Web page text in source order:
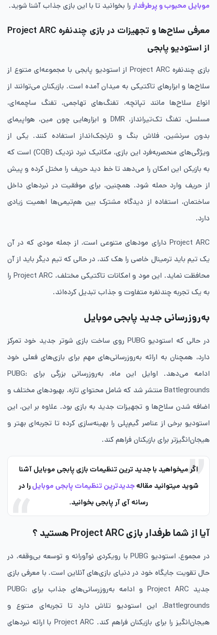
موبایل محبوب و پرطرفدار را بخوانید تا با این بازی جذاب آشنا شوید.
معرفی سلاح‌ها و تجهیزات در بازی چندنفره Project ARC
از استودیو پابجی
بازی چندنفره Project ARC از استودیو پابجی با مجموعه‌ای متنوع از
سلاح‌ها و ابزارهای تاکتیکی به میدان آمده است. بازیکنان می‌توانند از
انواع سلاح‌ها مانند تپانچه، تفنگ‌های تهاجمی، تفنگ ساچمه‌ای،
مسلسل، تفنگ تک‌تیرانداز، DMR و ابزارهایی چون مین، هواپیمای
بدون سرنشین، فلاش بنگ و نارنجک‌انداز استفاده کنند. یکی از
ویژگی‌های منحصربه‌فرد این بازی، مکانیک نبرد نزدیک (CQB) است که
به بازیکن این امکان را می‌دهد تا خط دید حریف را مختل کرده و پیش
از حریف وارد حمله شود. همچنین، برای موفقیت در نبردهای داخل
ساختمان، استفاده از دیدگاه مشترک بین هم‌تیمی‌ها اهمیت زیادی
دارد.
Project ARC دارای مودهای متنوعی است، از جمله مودی که در آن
یک تیم باید ترمینال خاصی را هک کند، در حالی که تیم دیگر باید از آن
محافظت نماید. این مود و امکانات تاکتیکی مختلف، Project ARC را
به یک تجربه چندنفره متفاوت و جذاب تبدیل کرده‌اند.
به‌روزرسانی جدید پابجی موبایل
در حالی که استودیو PUBG روی ساخت بازی شوتر جدید خود تمرکز
دارد، همچنان به ارائه به‌روزرسانی‌های مهم برای بازی‌های فعلی خود
ادامه می‌دهد. اوایل این ماه، به‌روزرسانی بزرگی برای PUBG:
Battlegrounds منتشر شد که شامل محتوای تازه، بهبودهای مختلف و
اضافه شدن سلاح‌ها و تجهیزات جدید به بازی بود. علاوه بر این، این
استودیو برخی از عناصر گیم‌پلی را بهینه‌سازی کرده تا تجربه‌ای بهتر و
هیجان‌انگیزتر برای بازیکنان فراهم کند.
اگر میخواهید با جدید ترین تنظیمات بازی پابجی موبایل آشنا
شوید میتوانید مقالهجدیدترین تنظیمات پابجی موبایلرا در
رسانه آی آر پابجی بخوانید.
آیا از شما طرفدار بازی Project ARC هستید ؟
در مجموع، استودیو PUBG با رویکردی نوآورانه و توسعه بی‌وقفه، در
حال تقویت جایگاه خود در دنیای بازی‌های آنلاین است. با معرفی بازی
جدید Project ARC و ادامه به‌روزرسانی‌های جذاب برای PUBG:
Battlegrounds، این استودیو تلاش دارد تا تجربه‌ای متنوع و
هیجان‌انگیز را برای بازیکنان فراهم کند. Project ARC با ارائه نبردهای